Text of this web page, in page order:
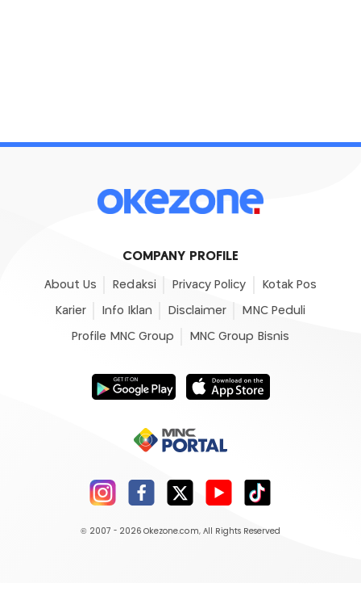
COMPANY PROFILE
About Us Redaksi Privacy Policy Kotak Pos
Karier Info Iklan Disclaimer MNC Peduli
Profile MNC Group MNC Group Bisnis
© 2007 - 2026 Okezone.com, All Rights Reserved